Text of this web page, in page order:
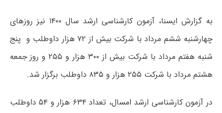
به گزارش ایسنا، آزمون کارشناسی ارشد سال ۱۴۰۰ نیز روزهای
چهارشنبه ششم مرداد با شرکت بیش از ۷۲ هزار داوطلب و پنج
شنبه هفتم مرداد با شرکت بیش از ۳۰۰ هزار و ۲۵۵ و روز جمعه
هشتم مرداد با شرکت ۲۵۵ هزار و ۸۳۵ داوطلب برگزار شد.
در آزمون کارشناسی ارشد امسال، تعداد ۶۳۴ هزار و ۵۴ داوطلب